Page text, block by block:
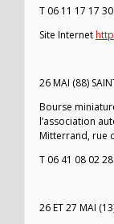
T 06 11 17 17
Site Internet
26 MAI (88)
Bourse
l’association
Mitterrand, rue
T 06 41 08 02 28.
26 ET 27 MAI